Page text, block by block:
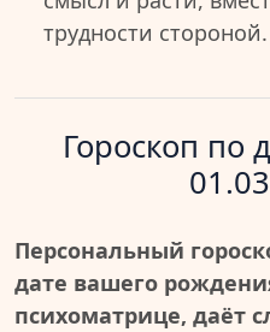
трудности стороной.
Гороскоп по
Персональный
дате вашего
психоматрице, даёт